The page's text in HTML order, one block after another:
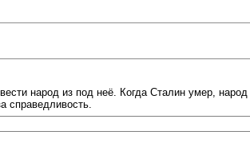
народ из под неё. Когда Сталин умер,
справедливость.